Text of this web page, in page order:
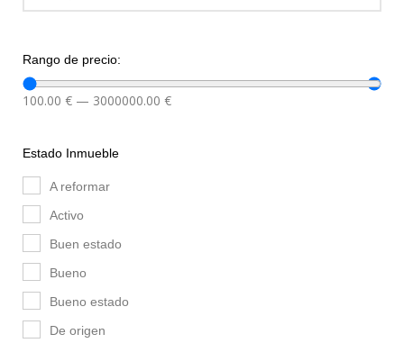
Rango de precio:
100.00 € — 3000000.00 €
Estado Inmueble
A reformar
Activo
Buen estado
Bueno
Bueno estado
De origen